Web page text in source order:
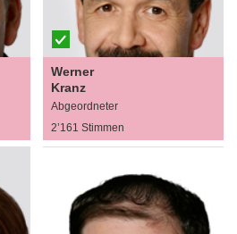
Werner
Kranz
Abgeordneter
2’161 Stimmen